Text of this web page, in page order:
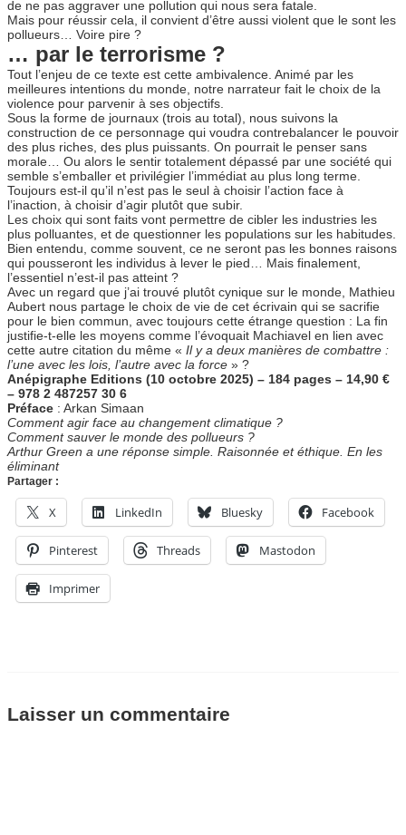
de ne pas aggraver une pollution qui nous sera fatale.
Mais pour réussir cela, il convient d’être aussi violent que le sont les
pollueurs… Voire pire ?
… par le terrorisme ?
Tout l’enjeu de ce texte est cette ambivalence. Animé par les
meilleures intentions du monde, notre narrateur fait le choix de la
violence pour parvenir à ses objectifs.
Sous la forme de journaux (trois au total), nous suivons la
construction de ce personnage qui voudra contrebalancer le pouvoir
des plus riches, des plus puissants. On pourrait le penser sans
morale… Ou alors le sentir totalement dépassé par une société qui
semble s’emballer et privilégier l’immédiat au plus long terme.
Toujours est-il qu’il n’est pas le seul à choisir l’action face à
l’inaction, à choisir d’agir plutôt que subir.
Les choix qui sont faits vont permettre de cibler les industries les
plus polluantes, et de questionner les populations sur les habitudes.
Bien entendu, comme souvent, ce ne seront pas les bonnes raisons
qui pousseront les individus à lever le pied… Mais finalement,
l’essentiel n’est-il pas atteint ?
Avec un regard que j’ai trouvé plutôt cynique sur le monde, Mathieu
Aubert nous partage le choix de vie de cet écrivain qui se sacrifie
pour le bien commun, avec toujours cette étrange question : La fin
justifie-t-elle les moyens comme l’évoquait Machiavel en lien avec
cette autre citation du même « Il y a deux manières de combattre :
l’une avec les lois, l’autre avec la force » ?
Anépigraphe Editions (10 octobre 2025) – 184 pages – 14,90 €
– 978 2 487257 30 6
Préface : Arkan Simaan
Comment agir face au changement climatique ?
Comment sauver le monde des pollueurs ?
Arthur Green a une réponse simple. Raisonnée et éthique. En les
éliminant
Partager :
X LinkedIn Bluesky Facebook
Pinterest Threads Mastodon
Imprimer
Laisser un commentaire